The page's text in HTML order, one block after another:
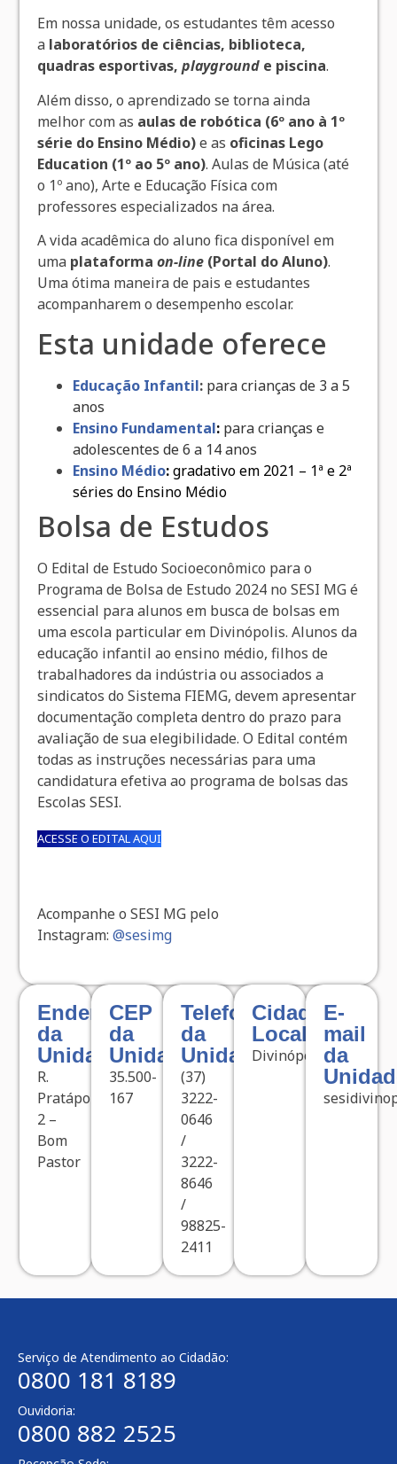
Em nossa unidade, os estudantes têm acesso
a laboratórios de ciências, biblioteca,
quadras esportivas,playground e piscina.
Além disso, o aprendizado se torna ainda
melhor com as aulas de robótica (6º ano à 1º
série do Ensino Médio)e as oficinas Lego
Education (1º ao 5º ano). Aulas de Música (até
o 1º ano), Arte e Educação Física com
professores especializados na área.
A vida acadêmica do aluno fica disponível em
uma plataformaon-line (Portal do Aluno).
Uma ótima maneira de pais e estudantes
acompanharem o desempenho escolar.
Esta unidade oferece
Educação Infantil: para crianças de 3 a 5
anos
Ensino Fundamental: para crianças e
adolescentes de 6 a 14 anos
Ensino Médio:gradativo em 2021 – 1ª e 2ª
séries do Ensino Médio
Bolsa de Estudos
O Edital de Estudo Socioeconômico para o
Programa de Bolsa de Estudo 2024 no SESI MG é
essencial para alunos em busca de bolsas em
uma escola particular em Divinópolis. Alunos da
educação infantil ao ensino médio, filhos de
trabalhadores da indústria ou associados a
sindicatos do Sistema FIEMG, devem apresentar
documentação completa dentro do prazo para
avaliação de sua elegibilidade. O Edital contém
todas as instruções necessárias para uma
candidatura efetiva ao programa de bolsas das
Escolas SESI.
ACESSE O EDITAL AQUI
Acompanhe o SESI MG pelo
Instagram:@sesimg
Endereço
da
Unidade
R.
Pratápolis,
2 –
Bom
Pastor
CEP
da
Unidade
35.500-
167
Telefone
da
Unidade
(37)
3222-
0646
/
3222-
8646
/
98825-
2411
Cidade
Localizada
Divinópolis
E-
mail
da
Serviço de Atendimento ao Cidadão:
0800 181 8189
Ouvidoria:
0800 882 2525